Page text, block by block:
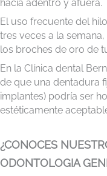
hacia adentro y afuera.
El uso frecuente del
tres veces a la
los broches de oro de
En la Clínica dental
de que una dentadura
implantes) podría ser
estéticamente
¿CONOCES
ODONTOLOGIA